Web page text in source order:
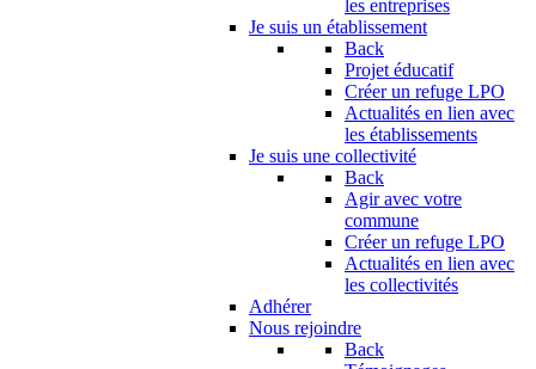
les entreprises
Je suis un établissement
Back
Projet éducatif
Créer un refuge LPO
Actualités en lien avec
les établissements
Je suis une collectivité
Back
Agir avec votre
commune
Créer un refuge LPO
Actualités en lien avec
les collectivités
Adhérer
Nous rejoindre
Back